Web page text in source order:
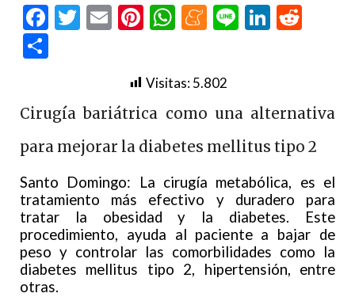
Facebook
Twitter
EmailPinterest
WhatsApp
Meneame
Line
Visitas:5.802
Cirugía bariátrica como una alternativa
para mejorar la diabetes mellitus tipo 2
Santo Domingo: La cirugía metabólica, es el
tratamiento más efectivo y duradero para
tratar la obesidad y la diabetes. Este
procedimiento, ayuda al paciente a bajar de
peso y controlar las comorbilidades como la
diabetes mellitus tipo 2, hipertensión, entre
otras.